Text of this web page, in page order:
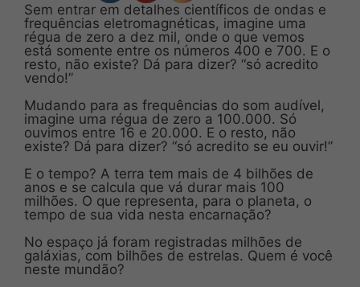
Sem entrar em detalhes científicos de ondas e
frequências eletromagnéticas, imagine uma
régua de zero a dez mil, onde o que vemos
está somente entre os números 400 e 700. E o
resto, não existe? Dá para dizer? “só acredito
vendo!”
Mudando para as frequências do som audível,
imagine uma régua de zero a 100.000. Só
ouvimos entre 16 e 20.000. E o resto, não
existe? Dá para dizer? “só acredito se eu ouvir!”
E o tempo? A terra tem mais de 4 bilhões de
anos e se calcula que vá durar mais 100
milhões. O que representa, para o planeta, o
tempo de sua vida nesta encarnação?
No espaço já foram registradas milhões de
galáxias, com bilhões de estrelas. Quem é você
neste mundão?